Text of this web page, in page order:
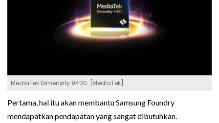
MediaTek Dimensity 9400. [MediaTek]
Pertama, hal itu akan membantu Samsung Foundry
mendapatkan pendapatan yang sangat dibutuhkan.